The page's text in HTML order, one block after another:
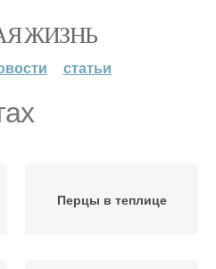
ЖИЗНЬ
статьи
Перцы в теплице